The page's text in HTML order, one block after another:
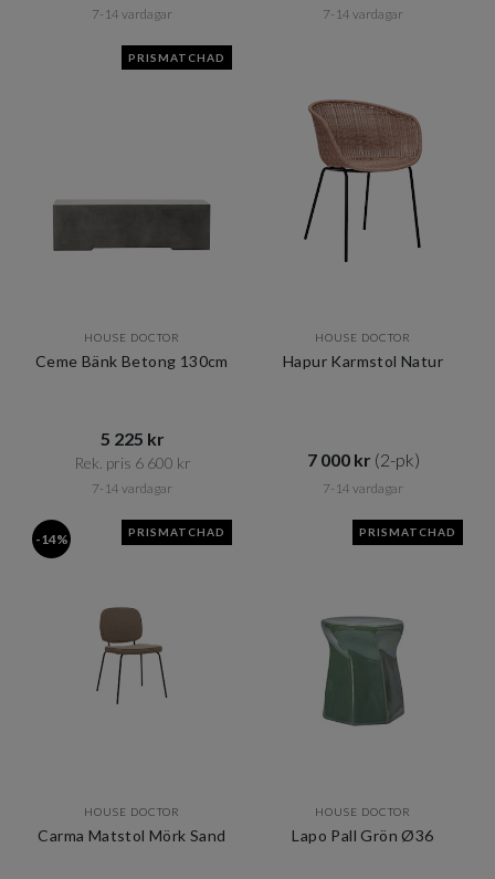
7-14 vardagar 7-14 vardagar
PRISMATCHAD
HOUSE DOCTOR
Ceme Bänk Betong 130cm
5 225 kr​​
Rek. pris 6 600 kr​​
7-14 vardagar
HOUSE DOCTOR
Hapur Karmstol Natur
7 000 kr​​ (2-pk)
7-14 vardagar
-14% PRISMATCHAD
HOUSE DOCTOR
Carma Matstol Mörk Sand
PRISMATCHAD
HOUSE DOCTOR
Lapo Pall Grön Ø36